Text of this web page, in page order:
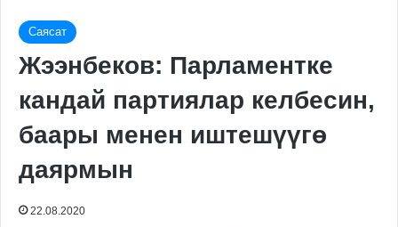
Саясат
Жээнбеков: Парламентке
кандай партиялар келбесин,
баары менен иштешүүгө
даярмын
22.08.2020